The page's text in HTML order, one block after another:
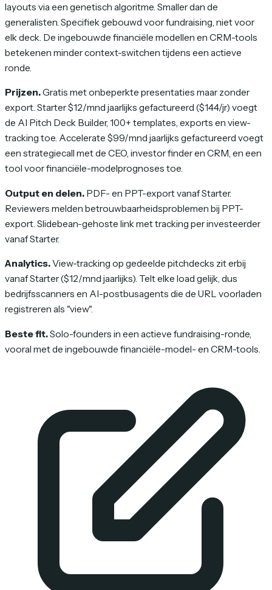
layouts via een genetisch algoritme. Smaller dan de
generalisten. Specifiek gebouwd voor fundraising, niet voor
elk deck. De ingebouwde financiële modellen en CRM-tools
betekenen minder context-switchen tijdens een actieve
ronde.
Prijzen.Gratis met onbeperkte presentaties maar zonder
export. Starter $12/mnd jaarlijks gefactureerd ($144/jr) voegt
de AI Pitch Deck Builder, 100+ templates, exports en view-
tracking toe. Accelerate $99/mnd jaarlijks gefactureerd voegt
een strategiecall met de CEO, investor finder en CRM, en een
tool voor financiële-modelprognoses toe.
Output en delen. PDF- en PPT-export vanaf Starter.
Reviewers melden betrouwbaarheidsproblemen bij PPT-
export. Slidebean-gehoste link met tracking per investeerder
vanaf Starter.
Analytics.View-tracking op gedeelde pitchdecks zit erbij
vanaf Starter ($12/mnd jaarlijks). Telt elke load gelijk, dus
bedrijfsscanners en AI-postbusagents die de URL voorladen
registreren als "view".
Beste fit.Solo-founders in een actieve fundraising-ronde,
vooral met de ingebouwde financiële-model- en CRM-tools.